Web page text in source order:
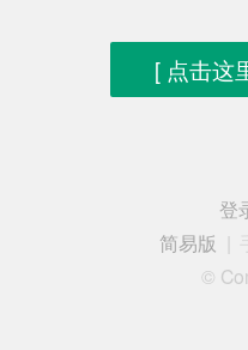
[ 点击这
登
简易版
©